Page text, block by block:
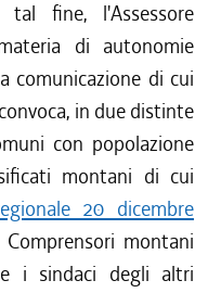
fine, l'Assessore
di autonomie
comunicazione di cui
in due distinte
con popolazione
montani di cui
20 dicembre
montani
i sindaci degli altri